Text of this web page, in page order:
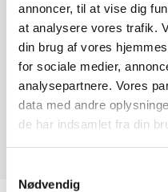
annoncer, til at vise dig
at analysere vores trafik.
din brug af vores
for sociale medier,
analysepartnere. Vores
data med andre
de har indsamlet fra din
Nødvendig